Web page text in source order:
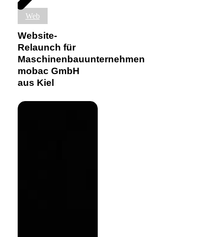
Website-
Relaunch
für
Maschinenbauunternehmen
mobac
GmbH
aus
Web
Website-
Relaunch für
Maschinenbauunternehmen
mobac GmbH
aus Kiel